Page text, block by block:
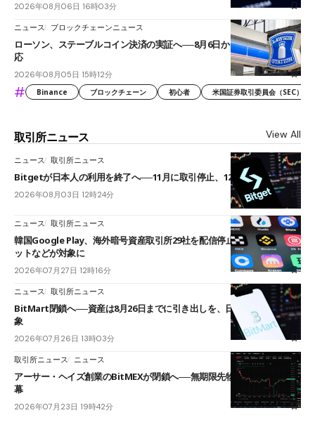
2026年08月06日 16時03分
ニュース ブロックチェーンニュース
ローソン、ステーブルコイン決済の実証へ──8月6日からJPYCやUSDC対
応
2026年08月05日 15時12分
# Binance ブロックチェーン 初心者 米国証券取引委員会（SEC）
取引所ニュース View All
ニュース 取引所ニュース
Bitgetが日本人の利用を終了へ──11月に取引停止、12月末に強制決済
2026年08月03日 12時24分
ニュース 取引所ニュース
韓国Google Play、海外暗号資産取引所29社を配信停止──OKXやバイビ
ットなどが対象に
2026年07月27日 12時16分
ニュース 取引所ニュース
BitMart閉鎖へ──資産は8月26日までに引き出しを、日本人利用者も対
象
2026年07月26日 13時03分
取引所ニュース ニュース
アーサー・ヘイズ創業のBitMEXが閉鎖へ──無期限先物を生んだ11年に
幕
2026年07月23日 19時42分